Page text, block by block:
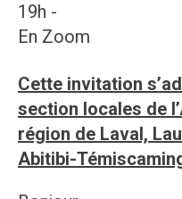
19h -
En Zoom
Cette invitation
section locales de
région de Laval,
Abitibi-